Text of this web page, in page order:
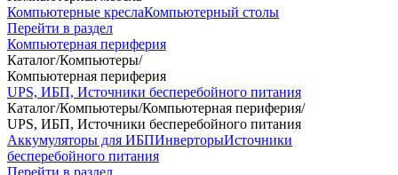
Компьютерные креслаКомпьютерный столы
Перейти в раздел
Компьютерная периферия
Каталог/Компьютеры/
Компьютерная периферия
UPS, ИБП, Источники бесперебойного питания
Каталог/Компьютеры/Компьютерная периферия/
UPS, ИБП, Источники бесперебойного питания
Аккумуляторы для ИБПИнверторыИсточники
бесперебойного питания
Перейти в раздел